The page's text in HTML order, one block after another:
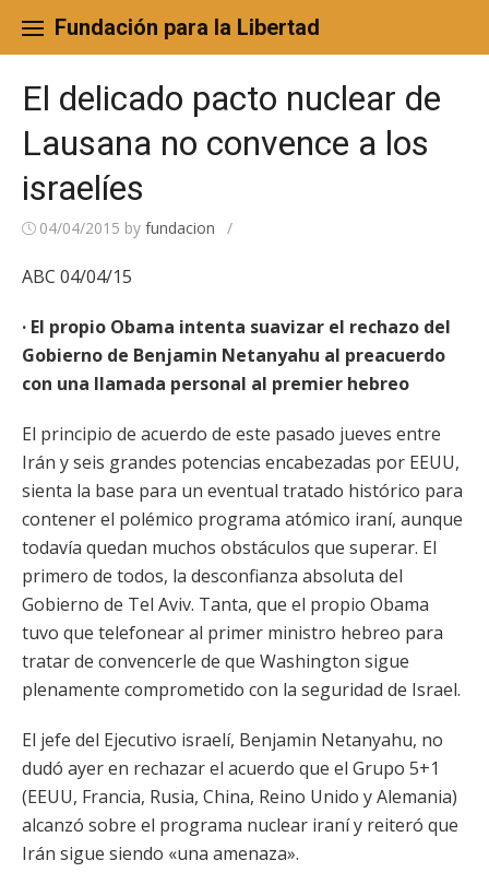
content
Fundación para la Libertad
El delicado pacto nuclear de
Lausana no convence a los
israelíes
04/04/2015 by fundacion /
ABC 04/04/15
· El propio Obama intenta suavizar el rechazo del
Gobierno de Benjamin Netanyahu al preacuerdo
con una llamada personal al premier hebreo
El principio de acuerdo de este pasado jueves entre
Irán y seis grandes potencias encabezadas por EEUU,
sienta la base para un eventual tratado histórico para
contener el polémico programa atómico iraní, aunque
todavía quedan muchos obstáculos que superar. El
primero de todos, la desconfianza absoluta del
Gobierno de Tel Aviv. Tanta, que el propio Obama
tuvo que telefonear al primer ministro hebreo para
tratar de convencerle de que Washington sigue
plenamente comprometido con la seguridad de Israel.
El jefe del Ejecutivo israelí, Benjamin Netanyahu, no
dudó ayer en rechazar el acuerdo que el Grupo 5+1
(EEUU, Francia, Rusia, China, Reino Unido y Alemania)
alcanzó sobre el programa nuclear iraní y reiteró que
Irán sigue siendo «una amenaza».